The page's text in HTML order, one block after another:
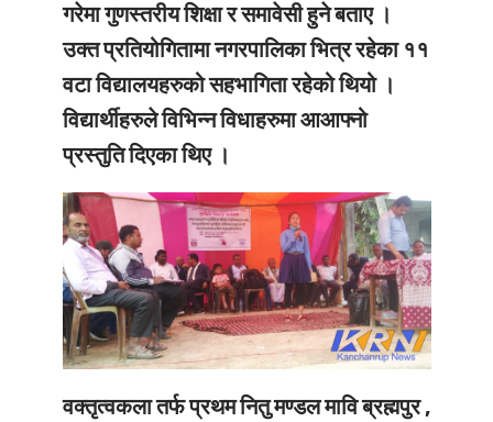
गरेमा गुणस्तरीय शिक्षा र समावेसी हुने बताए ।
उक्त प्रतियोगितामा नगरपालिका भित्र रहेका ११
वटा विद्यालयहरुको सहभागिता रहेको थियो ।
विद्यार्थीहरुले विभिन्न विधाहरुमा आआफ्नो
प्रस्तुति दिएका थिए ।
वक्तृत्वकला तर्फ प्रथम नितु मण्डल मावि ब्रह्मपुर ,